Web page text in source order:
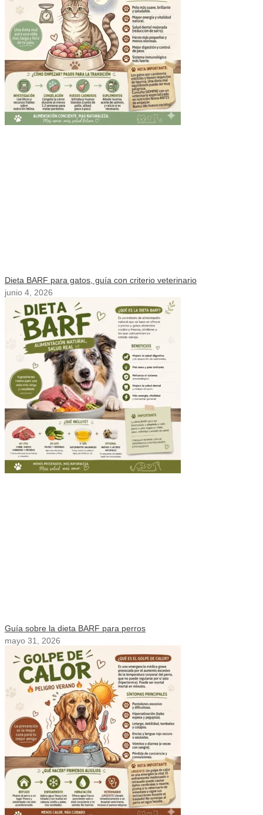
Dieta BARF para gatos, guía con criterio veterinario
junio 4, 2026
Guía sobre la dieta BARF para perros
mayo 31, 2026